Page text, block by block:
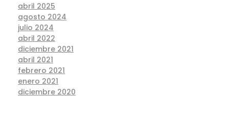
abril 2025
agosto 2024
julio 2024
abril 2022
diciembre 2021
abril 2021
febrero 2021
enero 2021
diciembre 2020